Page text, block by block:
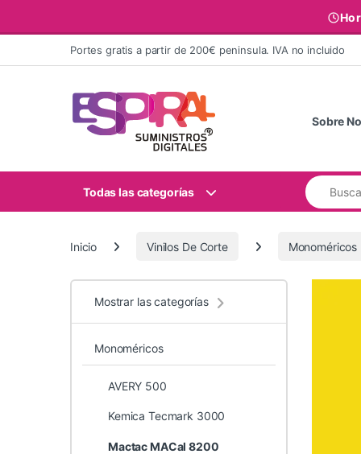
Ir al contenidoPortes gratis a partir de 200€ peninsula. IVA no incluido
Sobre
Todas las categorías
Buscar:
Inicio Vinilos De Corte Monoméricos
Mostrar las categorías
Monoméricos
AVERY 500
Kemica Tecmark 3000
Mactac MACal 8200